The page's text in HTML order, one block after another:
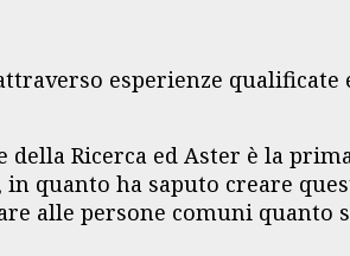
esperienze
Ricerca ed Aster è la
quanto ha saputo creare
alle persone comuni